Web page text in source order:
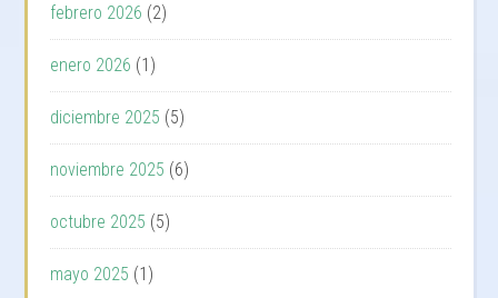
febrero 2026 (2)
enero 2026 (1)
diciembre 2025 (5)
noviembre 2025 (6)
octubre 2025 (5)
mayo 2025 (1)